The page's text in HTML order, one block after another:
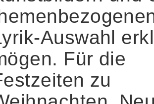
Auswahl
Für die
zu